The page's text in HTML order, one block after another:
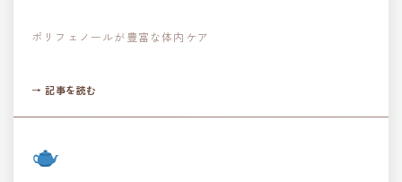
ポリフェノールが豊富な体内ケア
→ 記事を読む